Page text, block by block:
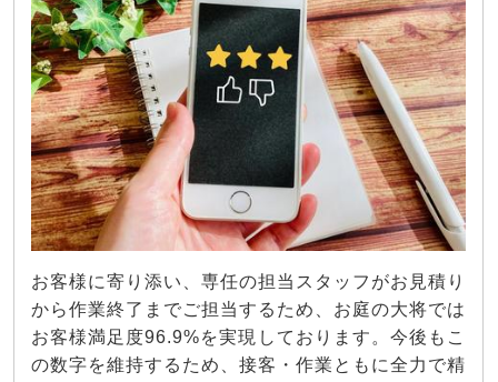
お客様に寄り添い、専任の担当スタッフがお見積り
から作業終了までご担当するため、お庭の大将では
お客様満足度96.9%を実現しております。今後もこ
の数字を維持するため、接客・作業ともに全力で精